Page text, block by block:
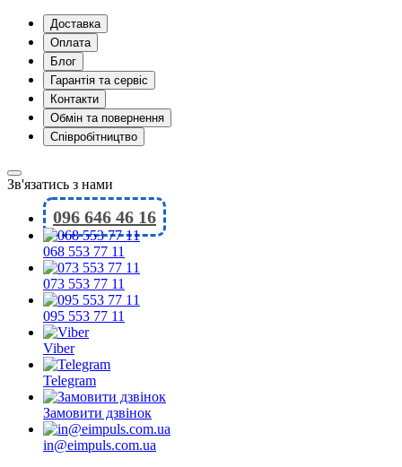
Доставка
Оплата
Блог
Гарантія та сервіс
Контакти
Обмін та повернення
Співробітництво
Зв'язатись з нами
096 646 46 16
068 553 77 11
073 553 77 11
095 553 77 11
Viber
Telegram
Замовити дзвінок
in@eimpuls.com.ua